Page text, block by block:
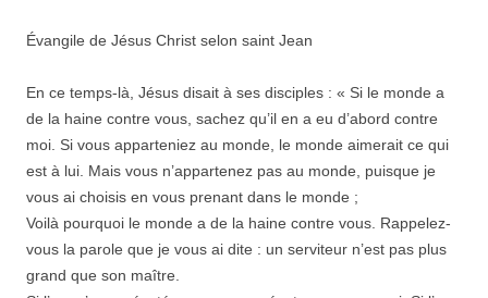
Évangile de Jésus Christ selon saint Jean
En ce temps-là, Jésus disait à ses disciples : « Si le monde a
de la haine contre vous, sachez qu’il en a eu d’abord contre
moi. Si vous apparteniez au monde, le monde aimerait ce qui
est à lui. Mais vous n’appartenez pas au monde, puisque je
vous ai choisis en vous prenant dans le monde ;
Voilà pourquoi le monde a de la haine contre vous. Rappelez-
vous la parole que je vous ai dite : un serviteur n’est pas plus
grand que son maître.